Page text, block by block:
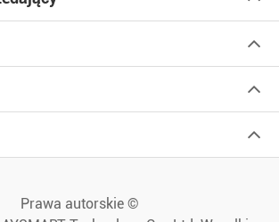
Prawa autorskie ©